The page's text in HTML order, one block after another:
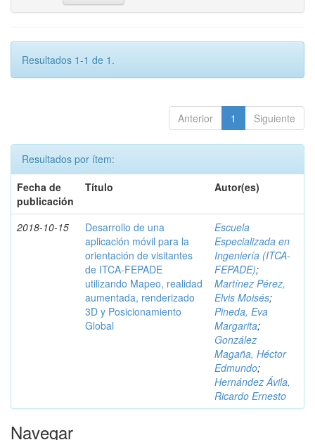
Resultados 1-1 de 1.
Anterior 1 Siguiente
Resultados por ítem:
Fecha de
publicación
Título Autor(es)
2018-10-15
Desarrollo de una
aplicación móvil para la
orientación de visitantes
de ITCA-FEPADE
utilizando Mapeo, realidad
aumentada, renderizado
3D y Posicionamiento
Global
Escuela
Especializada en
Ingeniería (ITCA-
FEPADE);
Martínez Pérez,
Elvis Moisés;
Pineda, Eva
Margarita;
González
Magaña, Héctor
Edmundo;
Hernández Ávila,
Ricardo Ernesto
Navegar